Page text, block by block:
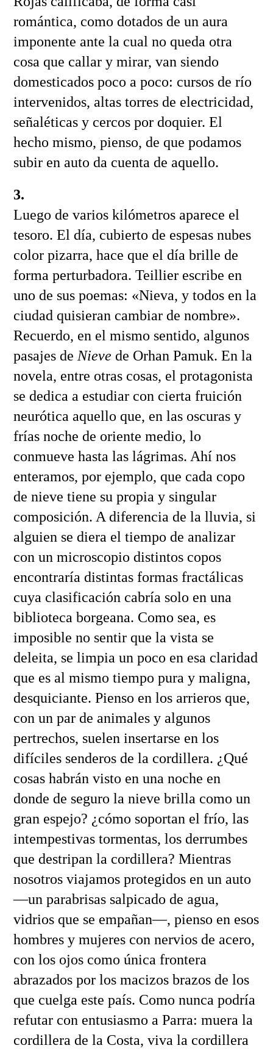
romántica, como dotados de un aura
imponente ante la cual no queda otra
cosa que callar y mirar, van siendo
domesticados poco a poco: cursos de río
intervenidos, altas torres de electricidad,
señaléticas y cercos por doquier. El
hecho mismo, pienso, de que podamos
subir en auto da cuenta de aquello.
3.
Luego de varios kilómetros aparece el
tesoro. El día, cubierto de espesas nubes
color pizarra, hace que el día brille de
forma perturbadora. Teillier escribe en
uno de sus poemas: «Nieva, y todos en la
ciudad quisieran cambiar de nombre».
Recuerdo, en el mismo sentido, algunos
pasajes de Nieve de Orhan Pamuk. En la
novela, entre otras cosas, el protagonista
se dedica a estudiar con cierta fruición
neurótica aquello que, en las oscuras y
frías noche de oriente medio, lo
conmueve hasta las lágrimas. Ahí nos
enteramos, por ejemplo, que cada copo
de nieve tiene su propia y singular
composición. A diferencia de la lluvia, si
alguien se diera el tiempo de analizar
con un microscopio distintos copos
encontraría distintas formas fractálicas
cuya clasificación cabría solo en una
biblioteca borgeana. Como sea, es
imposible no sentir que la vista se
deleita, se limpia un poco en esa claridad
que es al mismo tiempo pura y maligna,
desquiciante. Pienso en los arrieros que,
con un par de animales y algunos
pertrechos, suelen insertarse en los
difíciles senderos de la cordillera. ¿Qué
cosas habrán visto en una noche en
donde de seguro la nieve brilla como un
gran espejo? ¿cómo soportan el frío, las
intempestivas tormentas, los derrumbes
que destripan la cordillera? Mientras
nosotros viajamos protegidos en un auto
—un parabrisas salpicado de agua,
vidrios que se empañan—, pienso en esos
hombres y mujeres con nervios de acero,
con los ojos como única frontera
abrazados por los macizos brazos de los
que cuelga este país. Como nunca podría
refutar con entusiasmo a Parra: muera la
cordillera de la Costa, viva la cordillera